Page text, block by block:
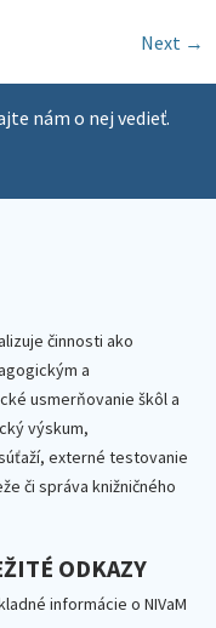
Next →
nám o nej vedieť.
činnosti ako
a
usmerňovanie škôl a
výskum,
externé testovanie
či správa knižničného
ODKAZY
informácie o NIVaM